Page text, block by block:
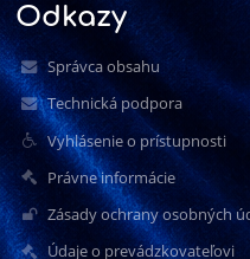
Odkazy
Správca obsahu
Technická podpora
Vyhlásenie o prístupnosti
Právne informácie
Zásady ochrany osobných
Údaje o prevádzkovateľovi